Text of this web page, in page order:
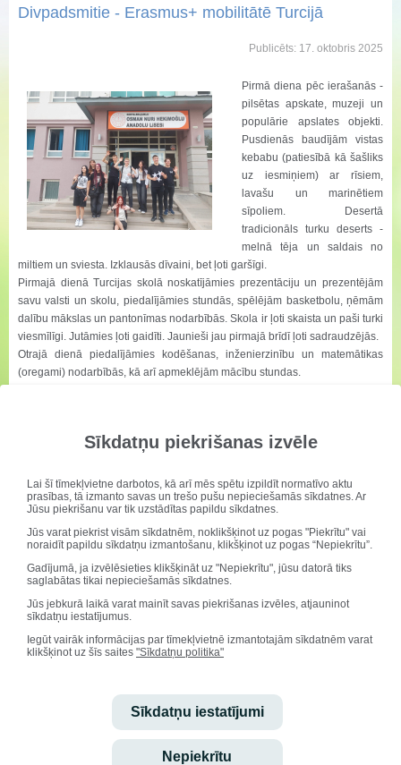
Sīkdatņu piekrišanas izvēle
Lai šī tīmekļvietne darbotos, kā arī mēs spētu izpildīt normatīvo aktu
prasības, tā izmanto savas un trešo pušu nepieciešamās sīkdatnes. Ar
Jūsu piekrišanu var tik uzstādītas papildu sīkdatnes.
Jūs varat piekrist visām sīkdatnēm, noklikšķinot uz pogas "Piekrītu" vai
noraidīt papildu sīkdatņu izmantošanu, klikšķinot uz pogas “Nepiekrītu”.
Gadījumā, ja izvēlēsieties klikšķināt uz "Nepiekrītu", jūsu datorā tiks
saglabātas tikai nepieciešamās sīkdatnes.
Jūs jebkurā laikā varat mainīt savas piekrišanas izvēles, atjauninot
sīkdatņu iestatījumus.
Iegūt vairāk informācijas par tīmekļvietnē izmantotajām sīkdatnēm varat
klikšķinot uz šīs saites "Sīkdatņu politika"
Sīkdatņu iestatījumi
Nepiekrītu
Divpadsmitie - Erasmus+ mobilitātē Turcijā
Publicēts: 17. oktobris 2025
Pirmā diena pēc ierašanās -
pilsētas apskate, muzeji un
populārie apslates objekti.
Pusdienās baudījām vistas
kebabu (patiesībā kā šašliks
uz iesmiņiem) ar rīsiem,
lavašu un marinētiem
sīpoliem. Desertā
tradicionāls turku deserts -
melnā tēja un saldais no
miltiem un sviesta. Izklausās dīvaini, bet ļoti garšīgi.
Pirmajā dienā Turcijas skolā noskatījāmies prezentāciju un prezentējām
savu valsti un skolu, piedalījāmies stundās, spēlējām basketbolu, ņēmām
dalību mākslas un pantonīmas nodarbībās. Skola ir ļoti skaista un paši turki
viesmīlīgi. Jutāmies ļoti gaidīti. Jaunieši jau pirmajā brīdī ļoti sadraudzējās.
Otrajā dienā piedalījāmies kodēšanas, inženierzinību un matemātikas
(oregami) nodarbībās, kā arī apmeklējām mācību stundas.
komentēja tā: "Skolotāj, nevar rīt arī uz skolu, nevis ekskursijā?" un "Vai
Ļoti ceram, ka nākamajā mācību gadā Konijas vidusskola saņems
Erasmus+ finansējumu un varēs noorganizēt skolēnu grupas atbildes vizīti
pie mums. Gribam ar sirds siltumu atdarīt Turcijā saņemto.